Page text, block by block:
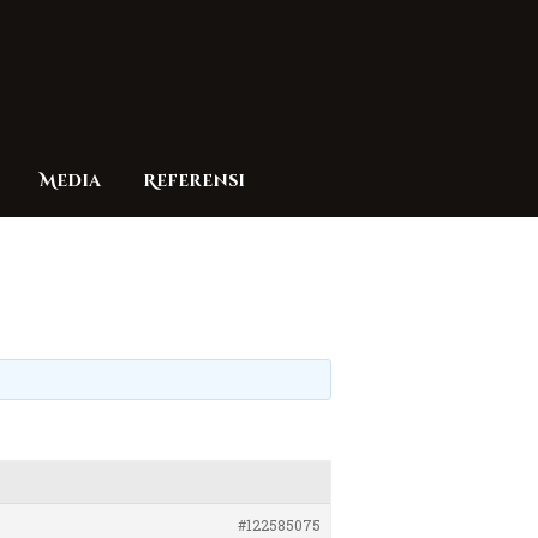
Media Referensi
#122585075